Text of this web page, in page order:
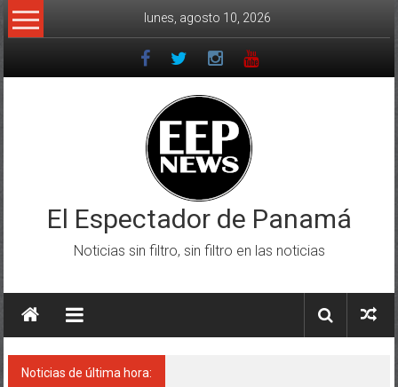
Saltar
al
lunes, agosto 10, 2026
El Espectador de Panamá
Noticias sin filtro, sin filtro en las noticias
Noticias de última hora: